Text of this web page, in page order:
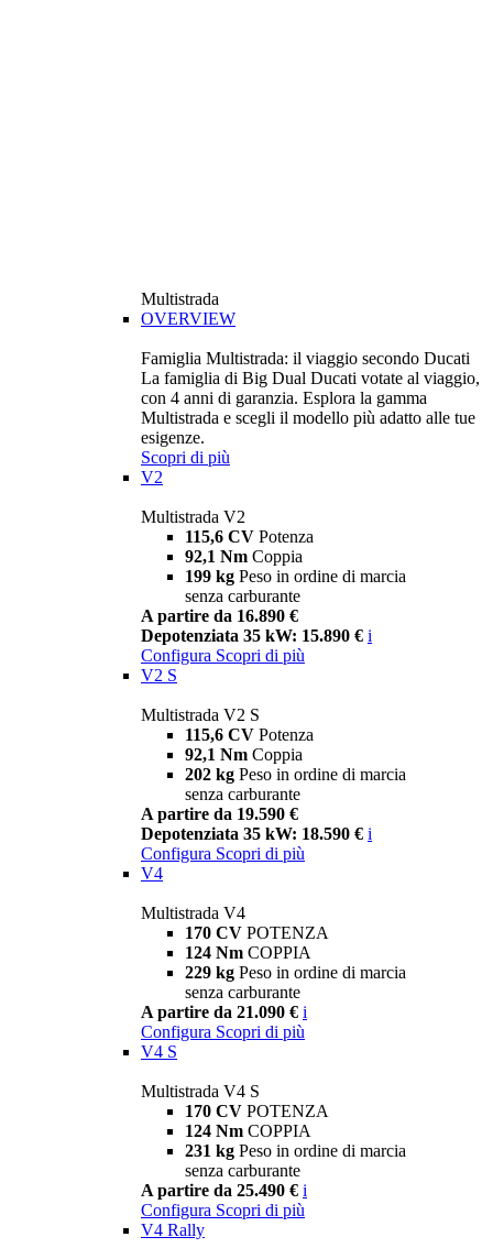
Multistrada
OVERVIEW
Famiglia Multistrada: il viaggio secondo Ducati
La famiglia di Big Dual Ducati votate al viaggio,
con 4 anni di garanzia. Esplora la gamma
Multistrada e scegli il modello più adatto alle tue
esigenze.
Scopri di più
V2
Multistrada V2
115,6 CV Potenza
92,1 Nm Coppia
199 kg Peso in ordine di marcia
senza carburante
A partire da 16.890 €
Depotenziata 35 kW: 15.890 € i
Configura Scopri di più
V2 S
Multistrada V2 S
115,6 CV Potenza
92,1 Nm Coppia
202 kg Peso in ordine di marcia
senza carburante
A partire da 19.590 €
Depotenziata 35 kW: 18.590 € i
Configura Scopri di più
V4
Multistrada V4
170 CV POTENZA
124 Nm COPPIA
229 kg Peso in ordine di marcia
senza carburante
A partire da 21.090 € i
Configura Scopri di più
V4 S
Multistrada V4 S
170 CV POTENZA
124 Nm COPPIA
231 kg Peso in ordine di marcia
senza carburante
A partire da 25.490 € i
Configura Scopri di più
V4 Rally